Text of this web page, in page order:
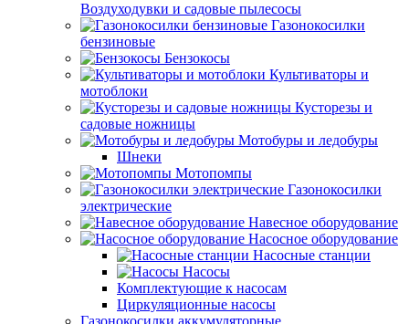
Воздуходувки и садовые пылесосы
Газонокосилки
бензиновые
Бензокосы
Культиваторы и
мотоблоки
Кусторезы и
садовые ножницы
Мотобуры и ледобуры
Шнеки
Мотопомпы
Газонокосилки
электрические
Навесное оборудование
Насосное оборудование
Насосные станции
Насосы
Комплектующие к насосам
Циркуляционные насосы
Газонокосилки аккумуляторные